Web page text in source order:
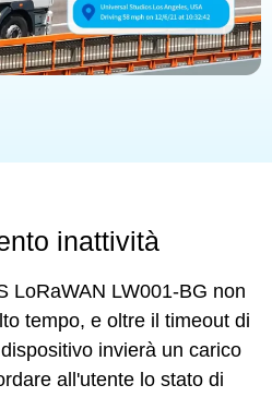
inattività
LoRaWAN LW001-BG non
tempo, e oltre il timeout di
invierà un carico
all'utente lo stato di